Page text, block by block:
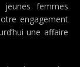
femmes
engagement
une affaire